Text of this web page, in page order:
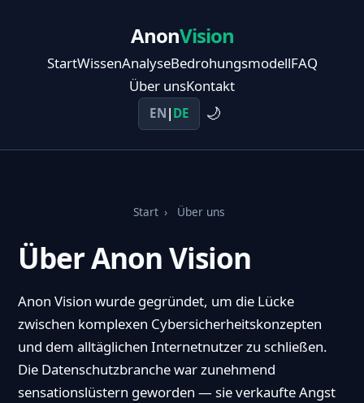
AnonVision
StartWissenAnalyseBedrohungsmodellFAQ
Über unsKontakt
EN | DE 🌙
Start › Über uns
Über Anon Vision
Anon Vision wurde gegründet, um die Lücke
zwischen komplexen Cybersicherheitskonzepten
und dem alltäglichen Internetnutzer zu schließen.
Die Datenschutzbranche war zunehmend
sensationslüstern geworden — sie verkaufte Angst